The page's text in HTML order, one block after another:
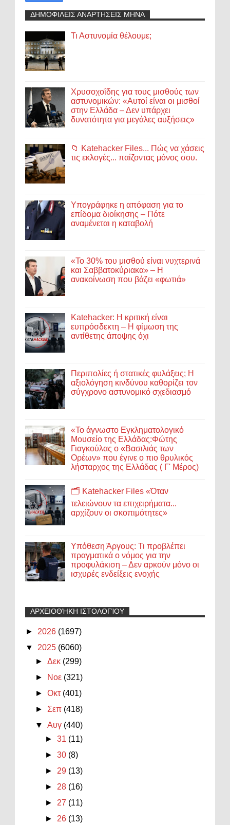
ΔΗΜΟΦΙΛΕΙΣ ΑΝΑΡΤΗΣΕΙΣ ΜΗΝΑ
Τι Αστυνομία θέλουμε;
Χρυσοχοΐδης για τους μισθούς των
αστυνομικών: «Αυτοί είναι οι μισθοί
στην Ελλάδα – Δεν υπάρχει
δυνατότητα για μεγάλες αυξήσεις»
📁 Katehacker Files... Πώς να χάσεις
τις εκλογές... παίζοντας μόνος σου.
Υπογράφηκε η απόφαση για το
επίδομα διοίκησης – Πότε
αναμένεται η καταβολή
«Το 30% του μισθού είναι νυχτερινά
και Σαββατοκύριακα» – Η
ανακοίνωση που βάζει «φωτιά»
Katehacker: Η κριτική είναι
ευπρόσδεκτη – Η φίμωση της
αντίθετης άποψης όχι
Περιπολίες ή στατικές φυλάξεις; Η
αξιολόγηση κινδύνου καθορίζει τον
σύγχρονο αστυνομικό σχεδιασμό
«Το άγνωστο Εγκληματολογικό
Μουσείο της Ελλάδας:Φώτης
Γιαγκούλας ο «Βασιλιάς των
Ορέων» που έγινε ο πιο θρυλικός
λήσταρχος της Ελλάδας ( Γ' Μέρος)
🗂️ Katehacker Files «Όταν
τελειώνουν τα επιχειρήματα...
αρχίζουν οι σκοπιμότητες»
Υπόθεση Άργους: Τι προβλέπει
πραγματικά ο νόμος για την
προφυλάκιση – Δεν αρκούν μόνο οι
ισχυρές ενδείξεις ενοχής
ΑΡΧΕΙΟΘΉΚΗ ΙΣΤΟΛΟΓΊΟΥ
► 2026 (1697)
▼ 2025 (6060)
►Δεκ (299)
►
Νοε (321)
►Οκτ (401)
►Σεπ (418)
▼Αυγ (440)
►31 (11)
►30 (8)
►29 (13)
►28 (16)
►27 (11)
►26 (13)